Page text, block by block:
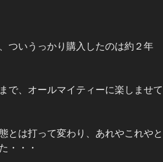
ついうっかり購入したのは約２年
で、オールマイティーに楽しませて
とは打って変わり、あれやこれやと
・・・